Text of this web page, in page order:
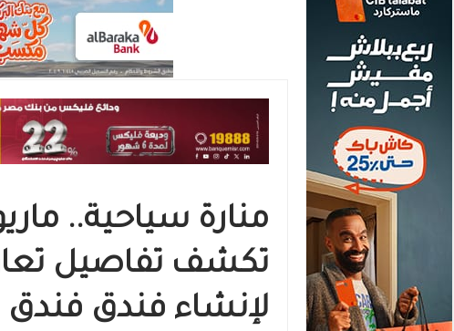
منارة سياحية..
تكشف تفاصيل
لإنشاء فندق فندق